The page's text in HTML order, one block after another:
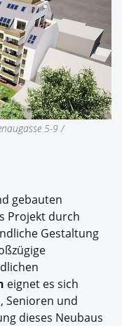
5-9 /
gebauten
Projekt durch
Gestaltung
eignet es sich
Senioren und
dieses Neubaus